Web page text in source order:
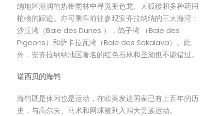
纳地区湿润的热带雨林中寻觅变色龙、大狐猴和多种药用
植物的踪迹。亦可乘车前往参观安齐拉纳纳的三大海湾：
沙丘湾（Baie des Dunes ），鸽子湾 （Baie des
Pigeons）和萨卡拉瓦湾（Baie des Sakalava）。此
外，安齐拉纳纳地区著名的红色石林和圣湖也不能错过。
诺西贝的海钓
海钓既是休闲也是运动，在欧美发达国家已有上百年的历
史，与高尔夫、马术和网球被列入四大贵族运动。